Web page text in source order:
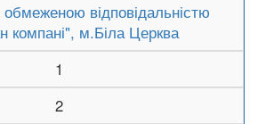
відповідальністю
компані", м.Біла Церква
1
2